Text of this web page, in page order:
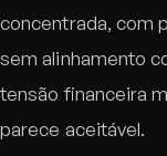
concentrada, com
sem alinhamento
tensão financeira
parece aceitável.